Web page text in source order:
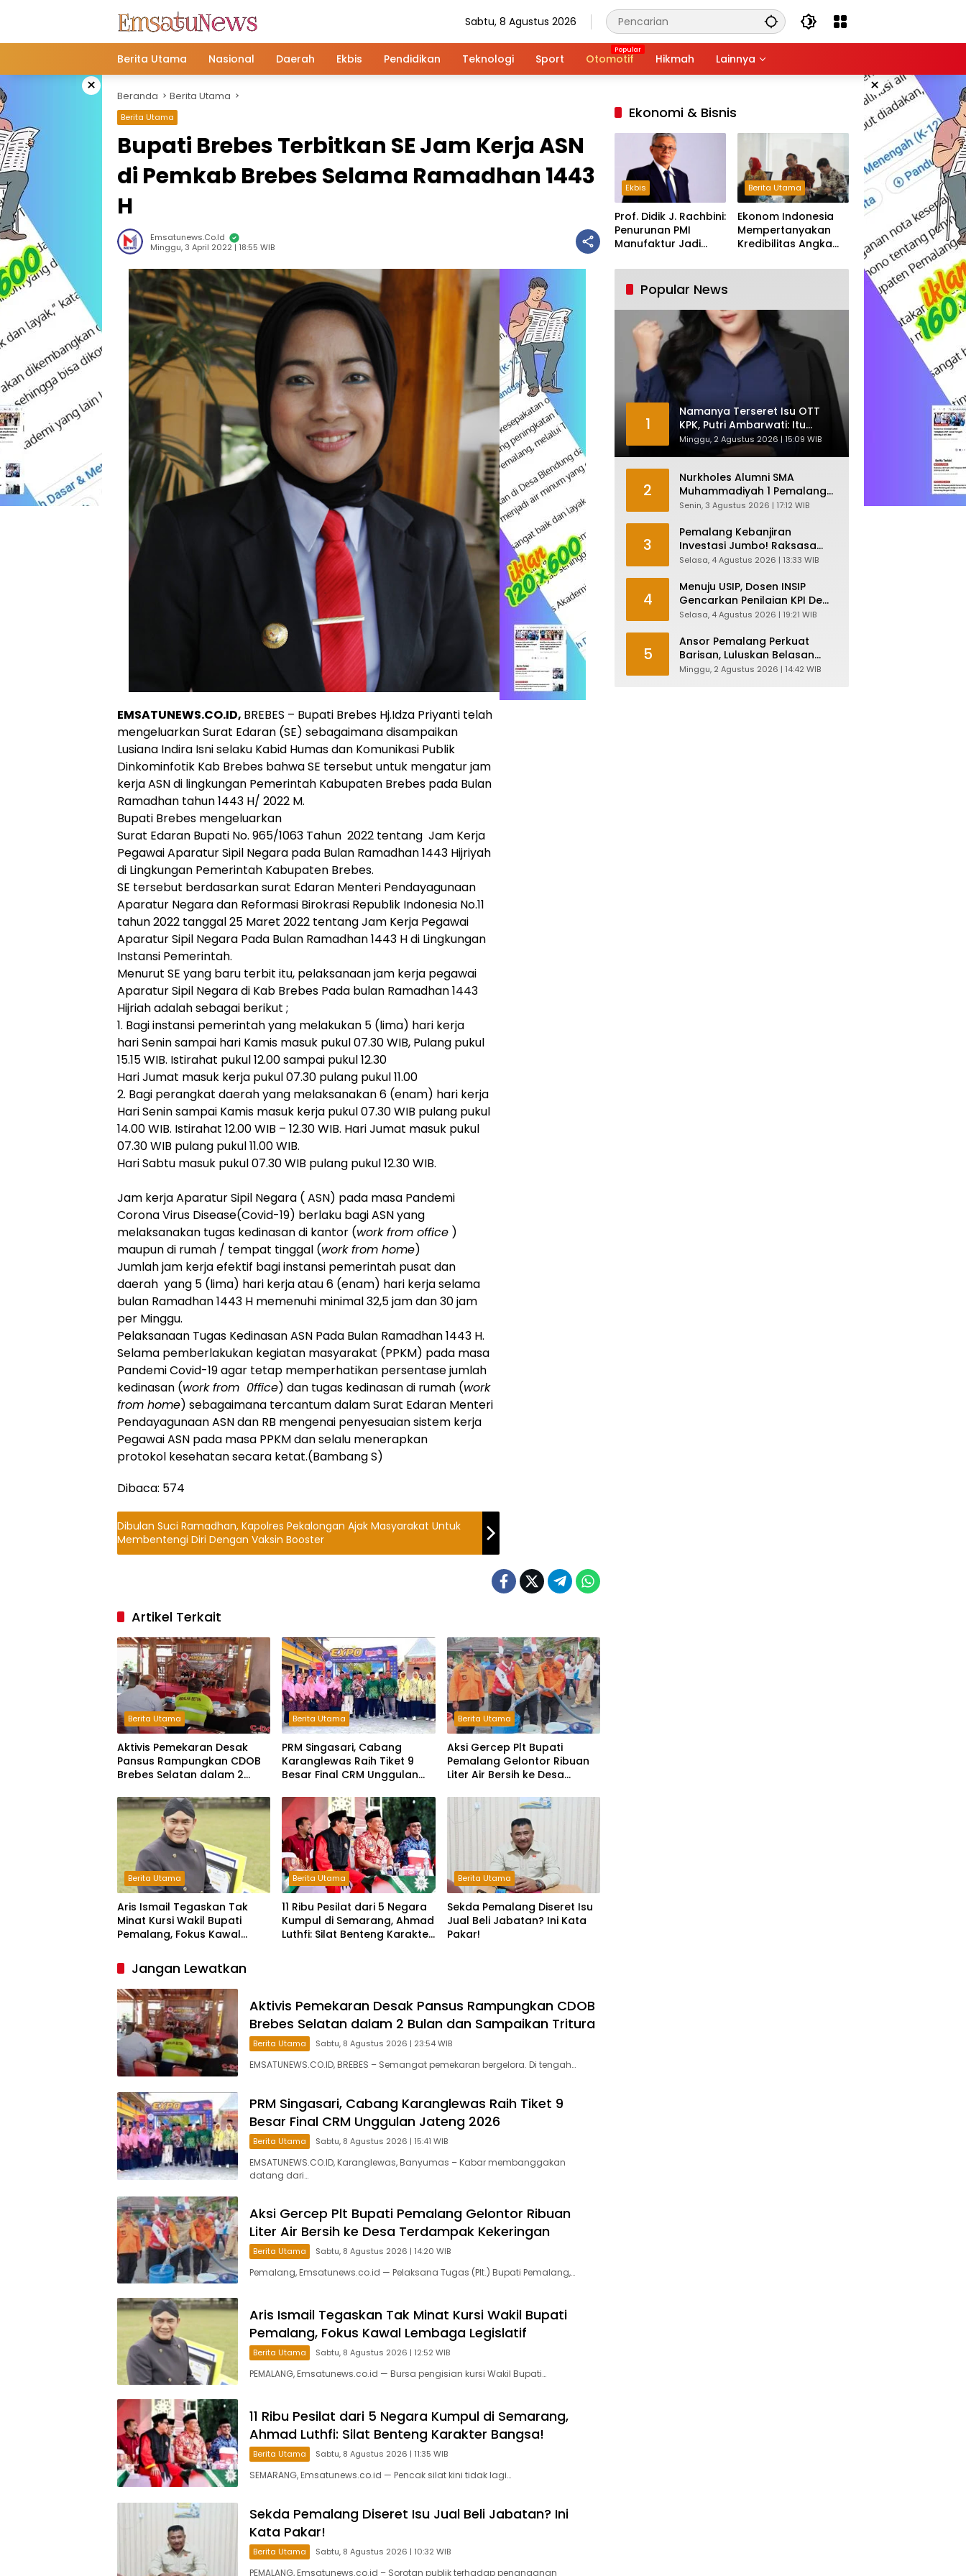
Sabtu, 8 Agustus 2026
Berita Utama Nasional Daerah Ekbis Pendidikan Teknologi Sport Otomotif Hikmah Lainnya
× ×
Beranda Berita Utama
Berita Utama
Bupati Brebes Terbitkan SE Jam Kerja ASN
di Pemkab Brebes Selama Ramadhan 1443
H
Emsatunews.co.id
Minggu, 3 April 2022 | 18:55 WIB
EMSATUNEWS.CO.ID, BREBES – Bupati Brebes Hj.Idza Priyanti telah
mengeluarkan Surat Edaran (SE) sebagaimana disampaikan
Lusiana Indira Isni selaku Kabid Humas dan Komunikasi Publik
Dinkominfotik Kab Brebes bahwa SE tersebut untuk mengatur jam
kerja ASN di lingkungan Pemerintah Kabupaten Brebes pada Bulan
Ramadhan tahun 1443 H/ 2022 M.
Bupati Brebes mengeluarkan
Surat Edaran Bupati No. 965/1063 Tahun 2022 tentang Jam Kerja
Pegawai Aparatur Sipil Negara pada Bulan Ramadhan 1443 Hijriyah
di Lingkungan Pemerintah Kabupaten Brebes.
SE tersebut berdasarkan surat Edaran Menteri Pendayagunaan
Aparatur Negara dan Reformasi Birokrasi Republik Indonesia No.11
tahun 2022 tanggal 25 Maret 2022 tentang Jam Kerja Pegawai
Aparatur Sipil Negara Pada Bulan Ramadhan 1443 H di Lingkungan
Instansi Pemerintah.
Menurut SE yang baru terbit itu, pelaksanaan jam kerja pegawai
Aparatur Sipil Negara di Kab Brebes Pada bulan Ramadhan 1443
Hijriah adalah sebagai berikut ;
1. Bagi instansi pemerintah yang melakukan 5 (lima) hari kerja
hari Senin sampai hari Kamis masuk pukul 07.30 WIB, Pulang pukul
15.15 WIB. Istirahat pukul 12.00 sampai pukul 12.30
Hari Jumat masuk kerja pukul 07.30 pulang pukul 11.00
2. Bagi perangkat daerah yang melaksanakan 6 (enam) hari kerja
Hari Senin sampai Kamis masuk kerja pukul 07.30 WIB pulang pukul
14.00 WIB. Istirahat 12.00 WIB – 12.30 WIB. Hari Jumat masuk pukul
07.30 WIB pulang pukul 11.00 WIB.
Hari Sabtu masuk pukul 07.30 WIB pulang pukul 12.30 WIB.
Jam kerja Aparatur Sipil Negara ( ASN) pada masa Pandemi
Corona Virus Disease(Covid-19) berlaku bagi ASN yang
melaksanakan tugas kedinasan di kantor (work from office )
maupun di rumah / tempat tinggal (work from home)
Jumlah jam kerja efektif bagi instansi pemerintah pusat dan
daerah yang 5 (lima) hari kerja atau 6 (enam) hari kerja selama
bulan Ramadhan 1443 H memenuhi minimal 32,5 jam dan 30 jam
per Minggu.
Pelaksanaan Tugas Kedinasan ASN Pada Bulan Ramadhan 1443 H.
Selama pemberlakukan kegiatan masyarakat (PPKM) pada masa
Pandemi Covid-19 agar tetap memperhatikan persentase jumlah
kedinasan (work from 0ffice) dan tugas kedinasan di rumah (work
from home) sebagaimana tercantum dalam Surat Edaran Menteri
Pendayagunaan ASN dan RB mengenai penyesuaian sistem kerja
Pegawai ASN pada masa PPKM dan selalu menerapkan
protokol kesehatan secara ketat.(Bambang S)
Dibaca: 574
Dibulan Suci Ramadhan, Kapolres Pekalongan Ajak Masyarakat Untuk
Membentengi Diri Dengan Vaksin Booster
Artikel Terkait
Berita Utama
Aktivis Pemekaran Desak
Pansus Rampungkan CDOB
Brebes Selatan dalam 2
Berita Utama
PRM Singasari, Cabang
Karanglewas Raih Tiket 9
Besar Final CRM Unggulan
Berita Utama
Aksi Gercep Plt Bupati
Pemalang Gelontor Ribuan
Liter Air Bersih ke Desa
Berita Utama
Aris Ismail Tegaskan Tak
Minat Kursi Wakil Bupati
Pemalang, Fokus Kawal
Berita Utama
11 Ribu Pesilat dari 5 Negara
Kumpul di Semarang, Ahmad
Luthfi: Silat Benteng Karakter
Berita Utama
Sekda Pemalang Diseret Isu
Jual Beli Jabatan? Ini Kata
Pakar!
Jangan Lewatkan
Aktivis Pemekaran Desak Pansus Rampungkan CDOB
Brebes Selatan dalam 2 Bulan dan Sampaikan Tritura
Berita Utama Sabtu, 8 Agustus 2026 | 23:54 WIB
EMSATUNEWS.CO.ID, BREBES – Semangat pemekaran bergelora. Di tengah…
PRM Singasari, Cabang Karanglewas Raih Tiket 9
Besar Final CRM Unggulan Jateng 2026
Berita Utama Sabtu, 8 Agustus 2026 | 15:41 WIB
EMSATUNEWS.CO.ID, Karanglewas, Banyumas – Kabar membanggakan
datang dari…
Aksi Gercep Plt Bupati Pemalang Gelontor Ribuan
Liter Air Bersih ke Desa Terdampak Kekeringan
Berita Utama Sabtu, 8 Agustus 2026 | 14:20 WIB
Pemalang, Emsatunews.co.id — Pelaksana Tugas (Plt.) Bupati Pemalang,…
Aris Ismail Tegaskan Tak Minat Kursi Wakil Bupati
Pemalang, Fokus Kawal Lembaga Legislatif
Berita Utama Sabtu, 8 Agustus 2026 | 12:52 WIB
PEMALANG, Emsatunews.co.id — Bursa pengisian kursi Wakil Bupati…
11 Ribu Pesilat dari 5 Negara Kumpul di Semarang,
Ahmad Luthfi: Silat Benteng Karakter Bangsa!
Berita Utama Sabtu, 8 Agustus 2026 | 11:35 WIB
SEMARANG, Emsatunews.co.id — Pencak silat kini tidak lagi…
Sekda Pemalang Diseret Isu Jual Beli Jabatan? Ini
Kata Pakar!
Berita Utama Sabtu, 8 Agustus 2026 | 10:32 WIB
PEMALANG, Emsatunews.co.id – Sorotan publik terhadap penanganan
Ekonomi & Bisnis
Ekbis
Prof. Didik J. Rachbini:
Penurunan PMI
Manufaktur Jadi
Industri Nasional
Berita Utama
Ekonom Indonesia
Mempertanyakan
Kredibilitas Angka
Tumbuh Tapi Rapuh
Popular News
1
Namanya Terseret Isu OTT
KPK, Putri Ambarwati: Itu
Hanya Kesamaan Nama
Minggu, 2 Agustus 2026 | 15:09 WIB
2
Nurkholes Alumni SMA
Muhammadiyah 1 Pemalang
Angkatan 1986 Resmi
Pesan Ketua Asmam 86
Senin, 3 Agustus 2026 | 17:12 WIB
3
Pemalang Kebanjiran
Investasi Jumbo! Raksasa
Garmen Jepang Siap Bangun
Tenaga Kerja
Selasa, 4 Agustus 2026 | 13:33 WIB
4
Menuju USIP, Dosen INSIP
Gencarkan Penilaian KPI Demi
Mutu Akademik
Selasa, 4 Agustus 2026 | 19:21 WIB
5
Ansor Pemalang Perkuat
Barisan, Luluskan Belasan
Kader Diklatsar
Minggu, 2 Agustus 2026 | 14:42 WIB